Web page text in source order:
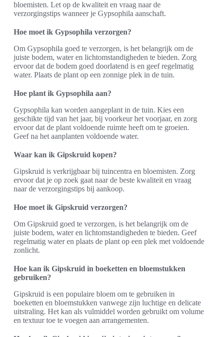
bloemisten. Let op de kwaliteit en vraag naar de
verzorgingstips wanneer je Gypsophila aanschaft.
Hoe moet ik Gypsophila verzorgen?
Om Gypsophila goed te verzorgen, is het belangrijk om de
juiste bodem, water en lichtomstandigheden te bieden. Zorg
ervoor dat de bodem goed doorlatend is en geef regelmatig
water. Plaats de plant op een zonnige plek in de tuin.
Hoe plant ik Gypsophila aan?
Gypsophila kan worden aangeplant in de tuin. Kies een
geschikte tijd van het jaar, bij voorkeur het voorjaar, en zorg
ervoor dat de plant voldoende ruimte heeft om te groeien.
Geef na het aanplanten voldoende water.
Waar kan ik Gipskruid kopen?
Gipskruid is verkrijgbaar bij tuincentra en bloemisten. Zorg
ervoor dat je op zoek gaat naar de beste kwaliteit en vraag
naar de verzorgingstips bij aankoop.
Hoe moet ik Gipskruid verzorgen?
Om Gipskruid goed te verzorgen, is het belangrijk om de
juiste bodem, water en lichtomstandigheden te bieden. Geef
regelmatig water en plaats de plant op een plek met voldoende
zonlicht.
Hoe kan ik Gipskruid in boeketten en bloemstukken
gebruiken?
Gipskruid is een populaire bloem om te gebruiken in
boeketten en bloemstukken vanwege zijn luchtige en delicate
uitstraling. Het kan als vulmiddel worden gebruikt om volume
en textuur toe te voegen aan arrangementen.